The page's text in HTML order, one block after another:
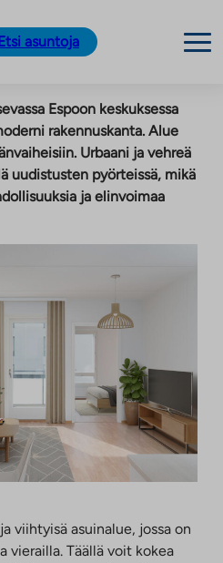
asuntoja
Espoon keskuksessa
rakennuskanta. Alue
Urbaani ja vehreä
uudistusten pyörteissä, mikä
ja elinvoimaa
viihtyisä asuinalue, jossa on
vierailla. Täällä voit kokea